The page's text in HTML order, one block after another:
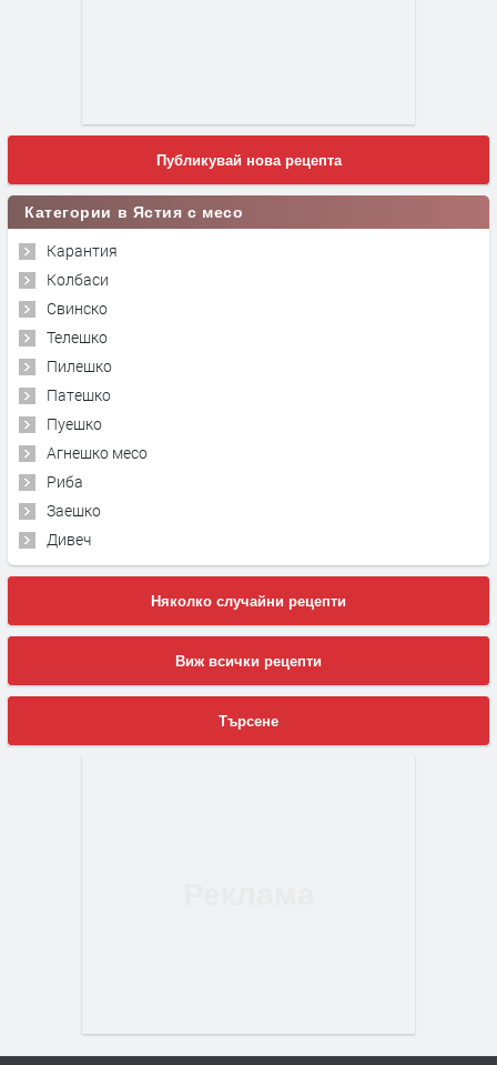
Публикувай нова рецепта
Категории в Ястия с месо
Карантия
Колбаси
Свинско
Телешко
Пилешко
Патешко
Пуешко
Агнешко месо
Риба
Заешко
Дивеч
Няколко случайни рецепти
Виж всички рецепти
Търсене